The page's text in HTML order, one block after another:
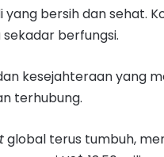
bersih dan sehat.
berfungsi.
kesejahteraan yang
terhubung.
global terus tumbuh,